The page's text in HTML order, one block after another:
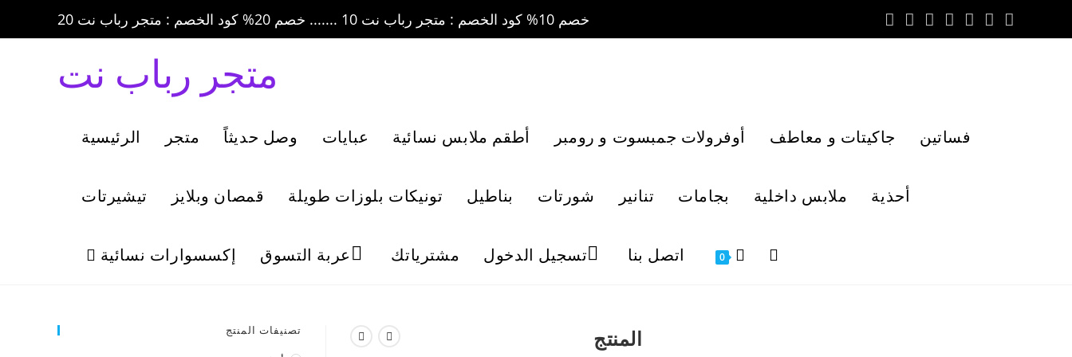
خصم 10% كود الخصم : متجر رباب نت 10 ....... خصم 20% كود الخصم : متجر رباب نت 20
متجر رباب نت
الرئيسية متجر وصل حديثاً عبايات أطقم ملابس نسائية أوفرولات جمبسوت و رومبر جاكيتات و معاطف فساتين
تيشيرتات قمصان وبلايز تونيكات بلوزات طويلة بناطيل شورتات تنانير بجامات ملابس داخلية أحذية
إكسسوارات نسائية عربة التسوق مشترياتك تسجيل الدخول اتصل بنا 0
المنتج تصنيفات المنتج